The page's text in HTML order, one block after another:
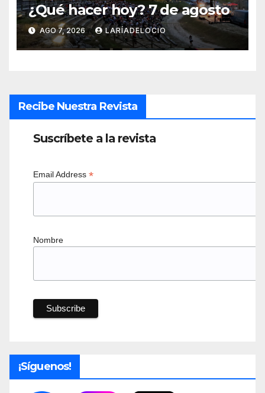
¿Qué hacer hoy? 7 de agosto
AGO 7, 2026 LARÍADELOCIO
Recibe Nuestra Revista
Suscríbete a la revista
Email Address *
Nombre
¡Síguenos!